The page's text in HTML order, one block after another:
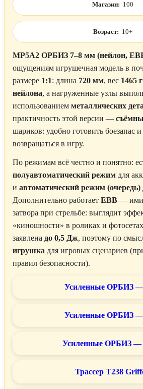
Магазин: 100
Возраст: 10+
MP5A2 ОРБИЗ 7–8 мм (нейлон,
ощущениям игрушечная модель в
размере 1:1: длина 720 мм, вес 1465 г
нейлона, а нагруженные узлы
использованием металлических
практичность этой версии —
шариков: удобно готовить боезапас
возвращаться в игру.
По режимам всё честно и понятно:
полуавтоматический режим для
и автоматический режим (очередь)
Дополнительно работает EBB —
затвора при стрельбе: выглядит
«киношности» в роликах и
заявлена до 0,5 Дж, поэтому по
игрушка для игровых сценариев
правил безопасности).
Усиленные ОРБИЗ —
Усиленные ОРБИЗ —
Усиленные ОРБИЗ —
Трассер T238